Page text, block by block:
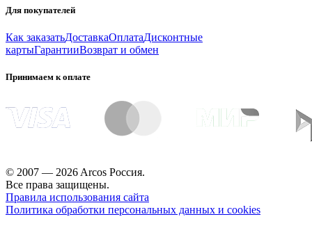
Для покупателей
Как заказатьДоставкаОплатаДисконтные
картыГарантииВозврат и обмен
Принимаем к оплате
© 2007 — 2026 Arcos Россия.
Все права защищены.
Правила использования сайта
Политика обработки персональных данных и cookies